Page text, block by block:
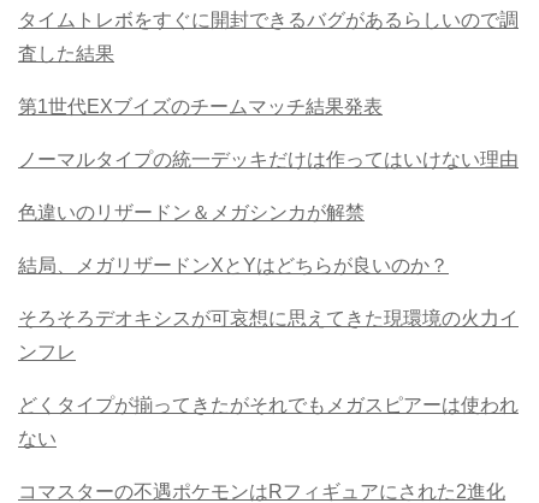
タイムトレボをすぐに開封できるバグがあるらしいので調
査した結果
第1世代EXブイズのチームマッチ結果発表
ノーマルタイプの統一デッキだけは作ってはいけない理由
色違いのリザードン＆メガシンカが解禁
結局、メガリザードンXとYはどちらが良いのか？
そろそろデオキシスが可哀想に思えてきた現環境の火力イ
ンフレ
どくタイプが揃ってきたがそれでもメガスピアーは使われ
ない
コマスターの不遇ポケモンはRフィギュアにされた2進化